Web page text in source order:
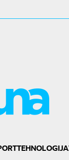
TEHNOLOGIJA